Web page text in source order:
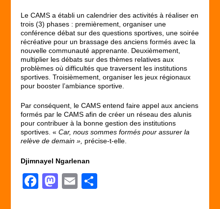
Le CAMS a établi un calendrier des activités à réaliser en
trois (3) phases : premièrement, organiser une
conférence débat sur des questions sportives, une soirée
récréative pour un brassage des anciens formés avec la
nouvelle communauté apprenante. Deuxièmement,
multiplier les débats sur des thèmes relatives aux
problèmes où difficultés que traversent les institutions
sportives. Troisièmement, organiser les jeux régionaux
pour booster l’ambiance sportive.
Par conséquent, le CAMS entend faire appel aux anciens
formés par le CAMS afin de créer un réseau des alunis
pour contribuer à la bonne gestion des institutions
sportives. «Car, nous sommes formés pour assurer la
relève de demain », précise-t-elle.
Djimnayel Ngarlenan
F
M
E